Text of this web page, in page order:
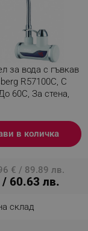
за вода с гъвкав
R57100C, С
60C, За стена,
в количка
€ / 89.89 лв.
60.63 лв.
склад
visitors. The lifetime
visitor sessions
is asked for web push
is a test user and can
disabled tracking,
specific data for
specific data for